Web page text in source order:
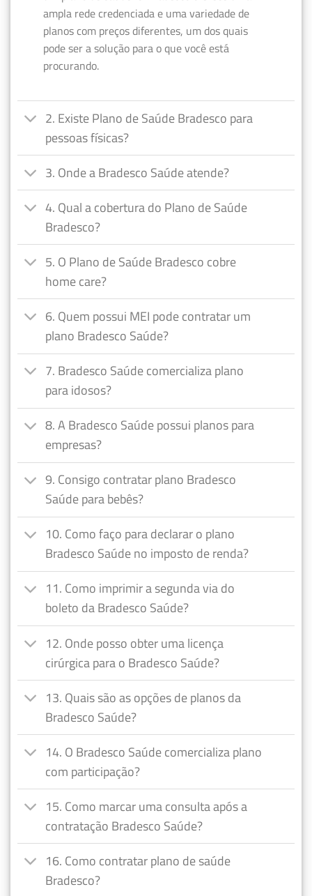
ampla rede credenciada e uma variedade de
planos com preços diferentes, um dos quais
pode ser a solução para o que você está
procurando.
2. Existe Plano de Saúde Bradesco para
pessoas físicas?
3. Onde a Bradesco Saúde atende?
4. Qual a cobertura do Plano de Saúde
Bradesco?
5. O Plano de Saúde Bradesco cobre
home care?
6. Quem possui MEI pode contratar um
plano Bradesco Saúde?
7. Bradesco Saúde comercializa plano
para idosos?
8. A Bradesco Saúde possui planos para
empresas?
9. Consigo contratar plano Bradesco
Saúde para bebês?
10. Como faço para declarar o plano
Bradesco Saúde no imposto de renda?
11. Como imprimir a segunda via do
boleto da Bradesco Saúde?
12. Onde posso obter uma licença
cirúrgica para o Bradesco Saúde?
13. Quais são as opções de planos da
Bradesco Saúde?
14. O Bradesco Saúde comercializa plano
com participação?
15. Como marcar uma consulta após a
contratação Bradesco Saúde?
16. Como contratar plano de saúde
Bradesco?